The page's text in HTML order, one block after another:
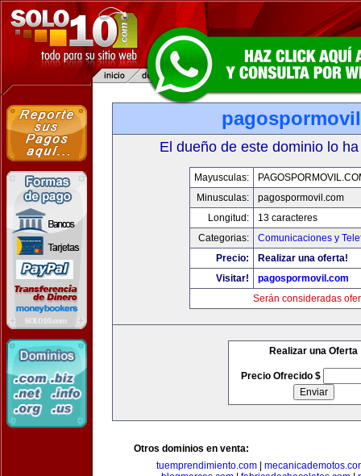
El dueño de este dominio lo
Mayusculas:
Minusculas:
pagospormovil.com
Longitud:
13 caracteres
Categorias:
Comunicaciones y
Precio:
Realizar una oferta!
Visitar!
pagospormovil.com
Serán consideradas
Realizar una Oferta
Precio Ofrecido $
Otros dominios en venta:
tuemprendimiento.com